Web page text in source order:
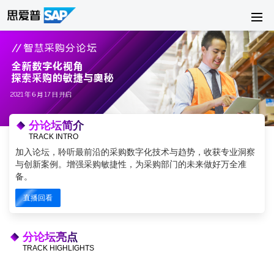
分论坛简介
TRACK INTRO
加入论坛，聆听最前沿的采购数字化技术与趋势，收获专业洞察
与创新案例。增强采购敏捷性，为采购部门的未来做好万全准
备。
直播回看
分论坛亮点
TRACK HIGHLIGHTS